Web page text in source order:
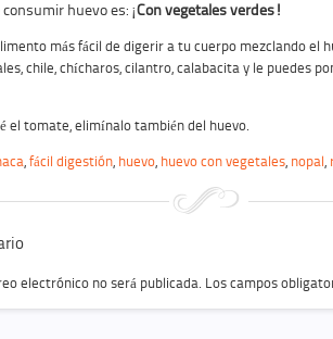
huevo es: ¡Con vegetales verdes!
más fácil de digerir a tu cuerpo mezclando el
chile, chícharos, cilantro, calabacita y le puedes
el tomate, elimínalo también del huevo.
, fácil digestión, huevo, huevo con vegetales, nopal,
electrónico no será publicada. Los campos